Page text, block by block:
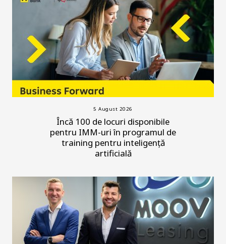
5 August 2026
Încă 100 de locuri disponibile
pentru IMM-uri în programul de
training pentru inteligență
artificială